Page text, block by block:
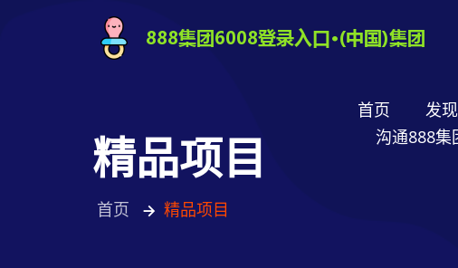
首页 发
沟通888集
精品项目
首页 精品项目